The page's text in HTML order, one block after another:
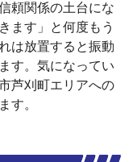
頼関係の土台にな
ます」と何度もう
は放置すると振動
す。気になってい
芦刈町エリアへの
す。